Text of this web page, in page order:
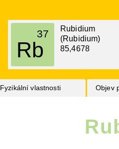
Rb
37
Rubidium
(Rubidium)
85,4678
Fyzikální vlastnosti Objev